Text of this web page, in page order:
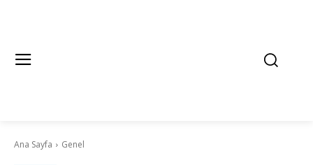
Ana Sayfa Genel